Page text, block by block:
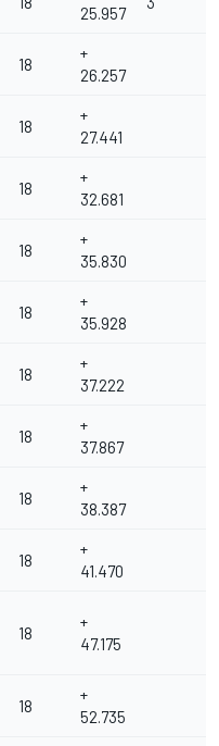
25.957
18
+
26.257
18
+
27.441
18
+
32.681
18
+
35.830
18
+
35.928
18
+
37.222
18
+
37.867
18
+
38.387
18
+
41.470
18
+
47.175
18
+
52.735